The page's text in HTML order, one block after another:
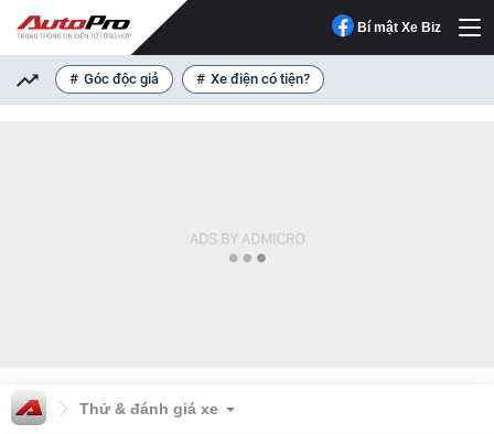
Bí mật Xe Biz
Góc độc giả Xe điện có tiện?
Thử & đánh giá xe